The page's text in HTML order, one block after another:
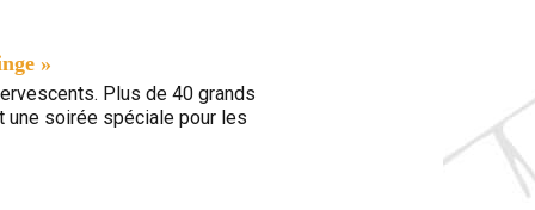
»
Plus de 40 grands
une soirée spéciale pour les